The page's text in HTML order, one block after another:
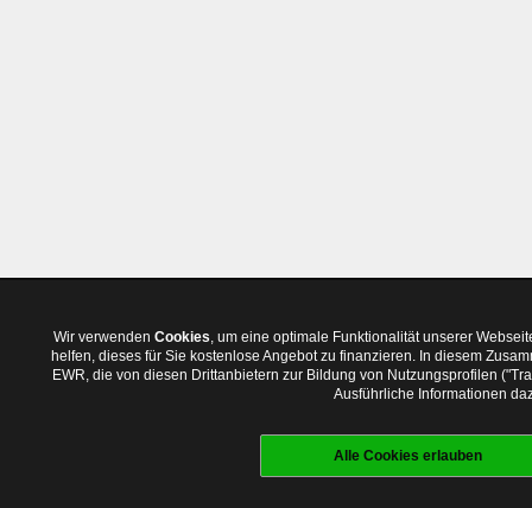
Wir verwenden Cookies, um eine optimale Funktionalität unserer
helfen, dieses für Sie kostenlose Angebot zu finanzieren. In diesem
EWR, die von diesen Drittanbietern zur Bildung von Nutzungsprofilen
Ausführliche Informationen
Alle Cookies erlauben